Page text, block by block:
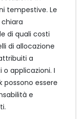
tempestive. Le
di quali costi
di allocazione
a
applicazioni. I
possono essere
e